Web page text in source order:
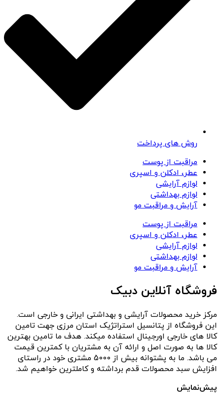
روش های پرداخت
مراقبت از پوست
عطر، ادکلن و اسپری
لوازم آرایشی
لوازم بهداشتی
آرایش و مراقبت مو
مراقبت از پوست
عطر، ادکلن و اسپری
لوازم آرایشی
لوازم بهداشتی
آرایش و مراقبت مو
فروشگاه آنلاین دبیک
مرکز خرید محصولات آرایشی و بهداشتی ایرانی و خارجی است.
این فروشگاه از پتانسیل استراتژیک استان مرزی جهت تامین
کالا های خارجی اورجینال استفاده میکند. هدف ما تامین بهترین
کالا ها به صورت اصل و ارائه آن به مشتریان با کمترین قیمت
می باشد. ما به پشتوانه بیش از 5000 مشتری خود در راستای
افزایش سبد محصولات قدم برداشته و کاملترین خواهیم شد.
پیش‌نمایش